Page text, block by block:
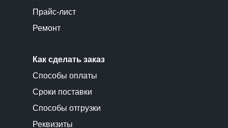
Прайс-лист
Ремонт
Как сделать заказ
Способы оплаты
Сроки поставки
Способы отгрузки
Реквизиты